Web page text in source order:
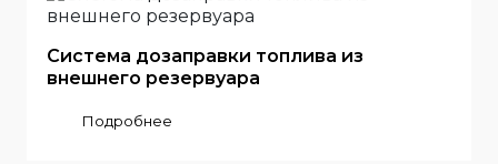
Система дозаправки топлива из
внешнего резервуара
Подробнее